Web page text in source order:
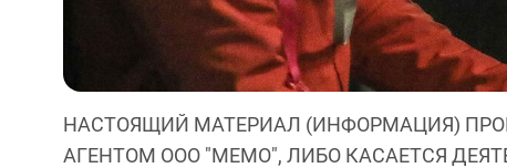
НАСТОЯЩИЙ МАТЕРИАЛ (ИНФОРМАЦИЯ)
АГЕНТОМ ООО "МЕМО", ЛИБО КАСАЕТСЯ